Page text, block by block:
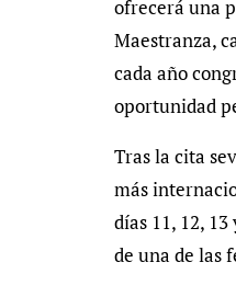
ofrecerá una
Maestranza,
cada año
oportunidad
Tras la cita
más
días 11, 12,
de una de las